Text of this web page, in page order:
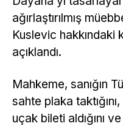
ağırlaştırılmış
Kuslevic hakkındaki
açıklandı.
Mahkeme, sanığın
sahte plaka
uçak bileti aldığını